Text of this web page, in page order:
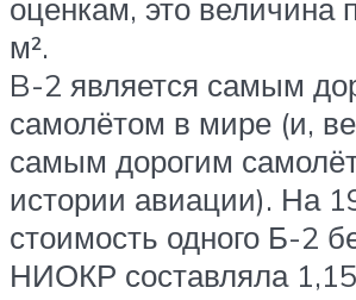
оценкам, это величина
м².
B-2 является самым
самолётом в мире (и,
самым дорогим
истории авиации). На
стоимость одного Б-2
НИОКР составляла